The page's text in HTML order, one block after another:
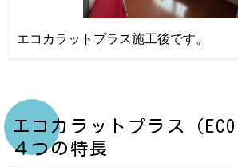
エコカラットプラス施工後です。
エコカラットプラス（ECO
４つの特長